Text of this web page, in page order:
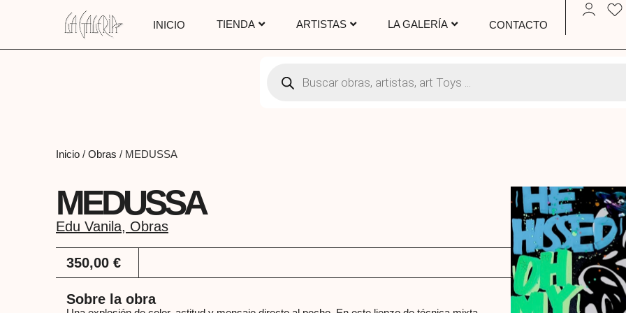
INICIO TIENDA ARTISTAS LA GALERÍA CONTACTO
Inicio / Obras / MEDUSSA
MEDUSSA
Edu Vanila, Obras
350,00 €
Sobre la obra